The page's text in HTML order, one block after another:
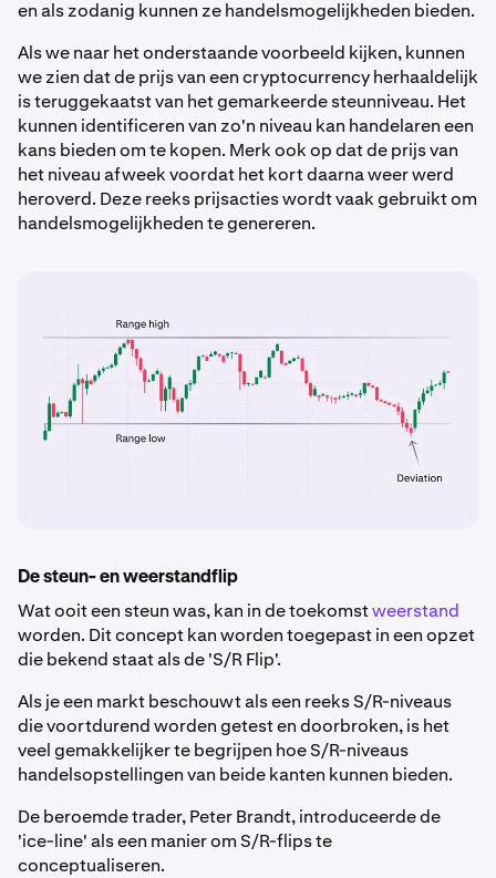
en als zodanig kunnen ze handelsmogelijkheden bieden.
Als we naar het onderstaande voorbeeld kijken, kunnen
we zien dat de prijs van een cryptocurrency herhaaldelijk
is teruggekaatst van het gemarkeerde steunniveau. Het
kunnen identificeren van zo'n niveau kan handelaren een
kans bieden om te kopen. Merk ook op dat de prijs van
het niveau afweek voordat het kort daarna weer werd
heroverd. Deze reeks prijsacties wordt vaak gebruikt om
handelsmogelijkheden te genereren.
De steun- en weerstandflip
Wat ooit een steun was, kan in de toekomstweerstand
worden. Dit concept kan worden toegepast in een opzet
die bekend staat als de 'S/R Flip'.
Als je een markt beschouwt als een reeks S/R-niveaus
die voortdurend worden getest en doorbroken, is het
veel gemakkelijker te begrijpen hoe S/R-niveaus
handelsopstellingen van beide kanten kunnen bieden.
De beroemde trader, Peter Brandt, introduceerde de
'ice-line' als een manier om S/R-flips te
conceptualiseren.